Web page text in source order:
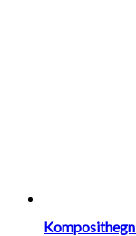
Komposithegn